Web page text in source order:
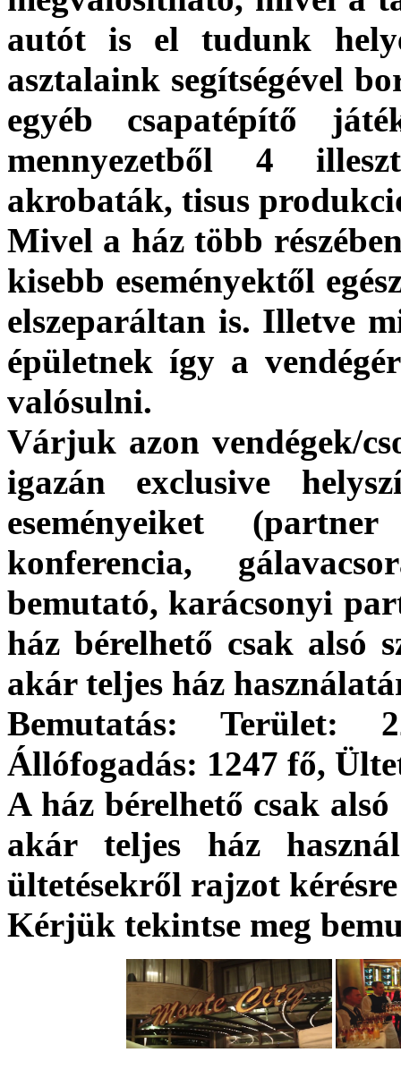
autót is el tudunk
asztalaink segítségével
egyéb csapatépítő
mennyezetből 4
akrobaták, tisus
Mivel a ház több
kisebb eseményektől
elszeparáltan is. Illetve
épületnek így a
valósulni.
Várjuk azon vendégek/
igazán exclusive
eseményeiket
konferencia,
bemutató, karácsonyi
ház bérelhető csak alsó
akár teljes ház
Bemutatás: Terület:
Állófogadás: 1247 fő,
A ház bérelhető csak
akár teljes ház
ültetésekről rajzot
Kérjük tekintse meg